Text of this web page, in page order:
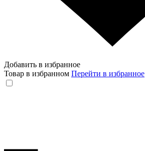
Добавить в избранное
Товар в избранном Перейти в избранное